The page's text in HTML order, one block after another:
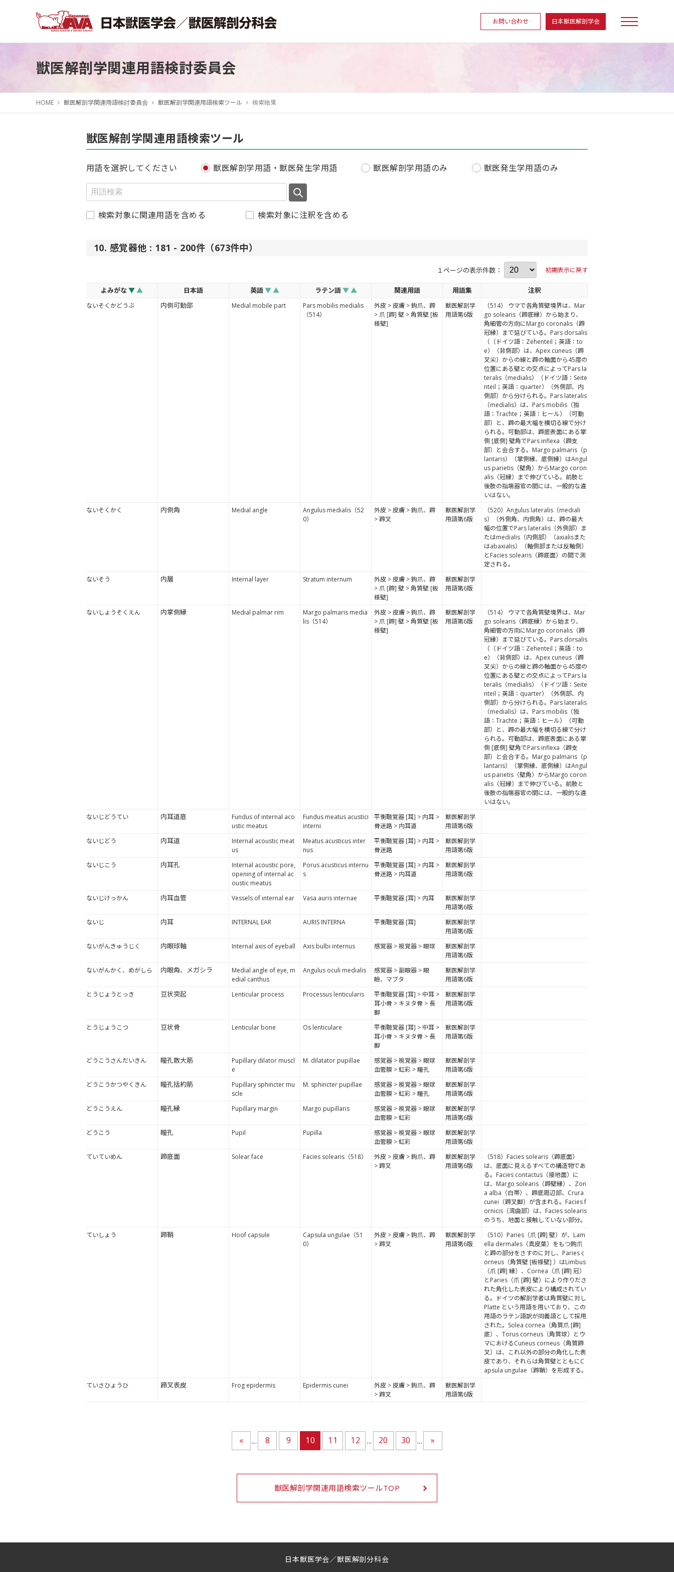
お問い合わせ 日本獣医解剖学会
獣医解剖学関連用語検討委員会
HOME 獣医解剖学関連用語検討委員会 獣医解剖学関連用語検索ツール 検索結果
獣医解剖学関連用語検索ツール
用語を選択してください 獣医解剖学用語・獣医発生学用語 獣医解剖学用語のみ 獣医発生学用語のみ
検索対象に関連用語を含める 検索対象に注釈を含める
10. 感覚器他 : 181 - 200件（673件中）
１ページの表示件数： 初期表示に戻す
よみがな▼▲ 日本語 英語▼▲ ラテン語▼▲ 関連用語 用語集 注釈
ないそくかどうぶ 内側可動部 Medial mobile part
Pars mobilis medialis
（514）
外皮 > 皮膚 > 鉤爪、蹄
> 爪 [蹄] 壁 > 角質壁 [板
様壁]
獣医解剖学
用語第6版
（514） ウマで各角質壁境界は、Mar
go solearis（蹄底縁）から始まり、
角細管の方向にMargo coronalis（蹄
冠縁）まで延びている。Pars dorsalis
（（ドイツ語：Zehenteil；英語：to
e）（背側部）は、Apex cuneus（蹄
叉尖）からの線と蹄の軸面から45度の
位置にある壁との交点によってPars la
teralis（medialis）（ドイツ語：Seite
nteil；英語：quarter）（外側部、内
側部）から分けられる。Pars lateralis
（medialis）は、Pars mobilis（独
語：Trachte；英語：ヒール）（可動
部）と、蹄の最大幅を横切る線で分け
られる。可動部は、蹄底表面にある掌
側 [底側] 壁角でPars inflexa（蹄支
部）と会合する。Margo palmaris（p
lantaris）（掌側縁、底側縁）はAngul
us parietis（壁角）からMargo coron
alis（冠縁）まで伸びている。前肢と
後肢の指端器官の間には、一般的な違
いはない。
ないそくかく
内側角 Medial angle
Angulus medialis（52
0）
外皮 > 皮膚 > 鉤爪、蹄
> 蹄叉
獣医解剖学
用語第6版
（520）Angulus lateralis（mediali
s）（外側角、内側角）は、蹄の最大
幅の位置でPars lateralis（外側部）ま
たはmedialis（内側部）（axialisまた
はabaxialis）（軸側部または反軸側）
とFacies solearis（蹄底面）の間で測
定される。
ないそう
内層 Internal layer Stratum internum
外皮 > 皮膚 > 鉤爪、蹄
> 爪 [蹄] 壁 > 角質壁 [板
様壁]
獣医解剖学
用語第6版
ないしょうそくえん 内掌側縁 Medial palmar rim
Margo palmaris media
lis（514）
外皮 > 皮膚 > 鉤爪、蹄
> 爪 [蹄] 壁 > 角質壁 [板
様壁]
獣医解剖学
用語第6版
（514） ウマで各角質壁境界は、Mar
go solearis（蹄底縁）から始まり、
角細管の方向にMargo coronalis（蹄
冠縁）まで延びている。Pars dorsalis
（（ドイツ語：Zehenteil；英語：to
e）（背側部）は、Apex cuneus（蹄
叉尖）からの線と蹄の軸面から45度の
位置にある壁との交点によってPars la
teralis（medialis）（ドイツ語：Seite
nteil；英語：quarter）（外側部、内
側部）から分けられる。Pars lateralis
（medialis）は、Pars mobilis（独
語：Trachte；英語：ヒール）（可動
部）と、蹄の最大幅を横切る線で分け
られる。可動部は、蹄底表面にある掌
側 [底側] 壁角でPars inflexa（蹄支
部）と会合する。Margo palmaris（p
lantaris）（掌側縁、底側縁）はAngul
us parietis（壁角）からMargo coron
alis（冠縁）まで伸びている。前肢と
後肢の指端器官の間には、一般的な違
いはない。
ないじどうてい
内耳道底
Fundus of internal aco
ustic meatus
Fundus meatus acustici
interni
平衡聴覚器 [耳] > 内耳 >
骨迷路 > 内耳道
獣医解剖学
用語第6版
ないじどう
内耳道
Internal acoustic meat
us
Meatus acusticus inter
nus
平衡聴覚器 [耳] > 内耳 >
骨迷路
獣医解剖学
用語第6版
ないじこう
内耳孔
Internal acoustic pore,
opening of internal ac
oustic meatus
Porus acusticus internu
s
平衡聴覚器 [耳] > 内耳 >
骨迷路 > 内耳道
獣医解剖学
用語第6版
ないじけっかん 内耳血管 Vessels of internal ear Vasa auris internae 平衡聴覚器 [耳] > 内耳
獣医解剖学
用語第6版
ないじ
内耳 INTERNAL EAR AURIS INTERNA 平衡聴覚器 [耳]
獣医解剖学
用語第6版
ないがんきゅうじく
内眼球軸 Internal axis of eyeball Axis bulbi internus 感覚器 > 視覚器 > 眼球
獣医解剖学
用語第6版
ないがんかく、めがしら
内眼角、メガシラ
Medial angle of eye, m
edial canthus
Angulus oculi medialis
感覚器 > 副眼器 > 眼
瞼、マブタ
獣医解剖学
用語第6版
とうじょうとっき
豆状突起 Lenticular process Processus lenticularis
平衡聴覚器 [耳] > 中耳 >
耳小骨 > キヌタ骨 > 長
脚
獣医解剖学
用語第6版
とうじょうこつ 豆状骨 Lenticular bone Os lenticulare
平衡聴覚器 [耳] > 中耳 >
耳小骨 > キヌタ骨 > 長
脚
獣医解剖学
用語第6版
どうこうさんだいきん 瞳孔散大筋
Pupillary dilator muscl
e
M. dilatator pupillae
感覚器 > 視覚器 > 眼球
血管膜 > 虹彩 > 瞳孔
獣医解剖学
用語第6版
どうこうかつやくきん
瞳孔括約筋
Pupillary sphincter mu
scle
M. sphincter pupillae
感覚器 > 視覚器 > 眼球
血管膜 > 虹彩 > 瞳孔
獣医解剖学
用語第6版
どうこうえん
瞳孔縁 Pupillary margin Margo pupillaris
感覚器 > 視覚器 > 眼球
血管膜 > 虹彩
獣医解剖学
用語第6版
どうこう
瞳孔 Pupil Pupilla
感覚器 > 視覚器 > 眼球
血管膜 > 虹彩
獣医解剖学
用語第6版
ていていめん
蹄底面 Solear face Facies solearis（518）
外皮 > 皮膚 > 鉤爪、蹄
> 蹄叉
獣医解剖学
用語第6版
（518）Facies solearis（蹄底面）
は、底面に見えるすべての構造物であ
る。Facies contactus（接地面）に
は、Margo solearis（蹄壁縁）、Zon
a alba（白帯）、蹄底周辺部、Crura
cunei（蹄叉脚）が含まれる。Facies f
ornicis（湾曲部）は、Facies solearis
のうち、地面と接触していない部分。
ていしょう
蹄鞘 Hoof capsule
Capsula ungulae（51
0）
外皮 > 皮膚 > 鉤爪、蹄
> 蹄叉
獣医解剖学
用語第6版
（510）Paries（爪 [蹄] 壁）が、Lam
ella dermales（真皮葉）をもつ鉤爪
と蹄の部分をさすのに対し、Paries c
orneus（角質壁 [板様壁] ）はLimbus
（爪 [蹄] 縁）、Cornea（爪 [蹄] 冠）
とParies（爪 [蹄] 壁）により作りださ
れた角化した表皮により構成されてい
る。ドイツの解剖学者は角質壁に対し
Platte という用語を用いており、この
用語のラテン語訳が同義語として採用
された。Solea cornea（角質爪 [蹄]
底）、Torus corneus（角質球）とウ
マにおけるCuneus corneus（角質蹄
叉）は、これ以外の部分の角化した表
皮であり、それらは角質壁とともにC
apsula ungulae（蹄鞘）を形成する。
ていさひょうひ
蹄叉表皮 Frog epidermis Epidermis cunei
外皮 > 皮膚 > 鉤爪、蹄
> 蹄叉
獣医解剖学
用語第6版
« ... 8 9 10 11 12 ... 20 30 ... »
獣医解剖学関連用語検索ツールTOP
日本獣医学会／獣医解剖分科会